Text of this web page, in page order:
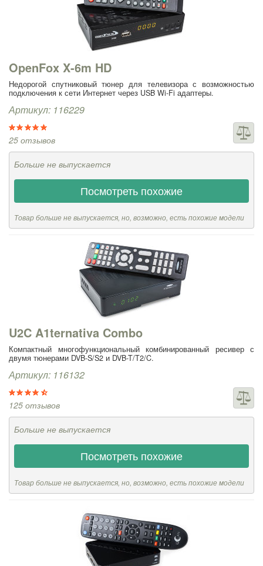
OpenFox X-6m HD
Недорогой спутниковый тюнер для телевизора с возможностью
подключения к сети Интернет через USB Wi-Fi адаптеры.
Артикул: 116229
25 отзывов
Больше не выпускается
Посмотреть похожие
Товар больше не выпускается, но, возможно, есть похожие модели
U2C A1ternativa Combo
Компактный многофункциональный комбинированный ресивер с
двумя тюнерами DVB-S/S2 и DVB-T/T2/C.
Артикул: 116132
125 отзывов
Больше не выпускается
Посмотреть похожие
Товар больше не выпускается, но, возможно, есть похожие модели